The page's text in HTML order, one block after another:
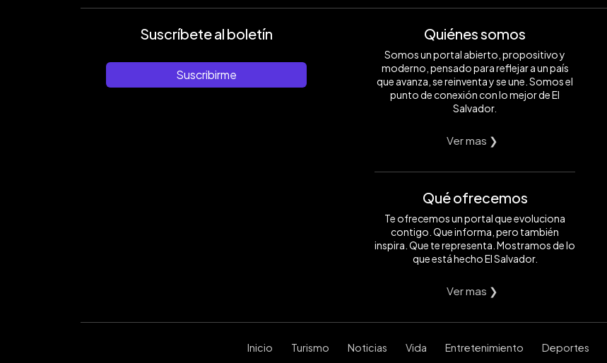
Suscríbete al boletín
Suscribirme
Quiénes somos
Somos un portal abierto, propositivo y
moderno, pensado para reflejar a un país
que avanza, se reinventa y se une. Somos el
punto de conexión con lo mejor de El
Salvador.
Ver mas ❯
Qué ofrecemos
Te ofrecemos un portal que evoluciona
contigo. Que informa, pero también
inspira. Que te representa. Mostramos de lo
que está hecho El Salvador.
Ver mas ❯
Inicio Turismo Noticias Vida Entretenimiento Deportes